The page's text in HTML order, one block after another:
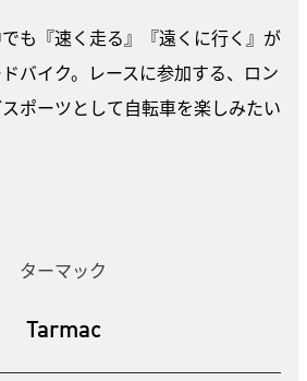
も『速く走る』『遠くに行く』が
バイク。レースに参加する、ロン
ポーツとして自転車を楽しみたい
ターマック
Tarmac